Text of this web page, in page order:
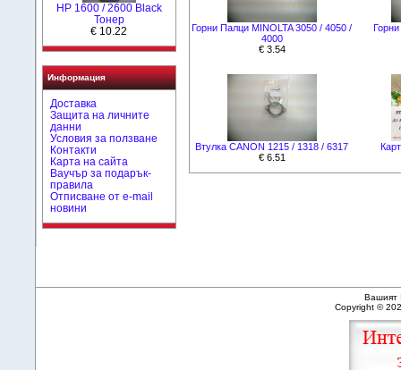
HР 1600 / 2600 Black
Тонер
€ 10.22
Информация
Доставка
Защита на личните
данни
Условия за ползване
Контакти
Карта на сайта
Ваучър за подарък-
правила
Отписване от e-mail
новини
Горни Палци MINOLTA 3050 / 4050 /
4000
€ 3.54
Втулка CANON 1215 / 1318 / 6317
€ 6.51
Вашият
Copyright ©